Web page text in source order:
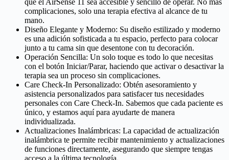
que el AirSense 11 sea accesible y sencillo de operar. No más
complicaciones, solo una terapia efectiva al alcance de tu
mano.
Diseño Elegante y Moderno: Su diseño estilizado y moderno
es una adición sofisticada a tu espacio, perfecto para colocar
junto a tu cama sin que desentone con tu decoración.
Operación Sencilla: Un solo toque es todo lo que necesitas
con el botón Iniciar/Parar, haciendo que activar o desactivar la
terapia sea un proceso sin complicaciones.
Care Check-In Personalizado: Obtén asesoramiento y
asistencia personalizados para satisfacer tus necesidades
personales con Care Check-In. Sabemos que cada paciente es
único, y estamos aquí para ayudarte de manera
individualizada.
Actualizaciones Inalámbricas: La capacidad de actualización
inalámbrica te permite recibir mantenimiento y actualizaciones
de funciones directamente, asegurando que siempre tengas
acceso a la última tecnología.